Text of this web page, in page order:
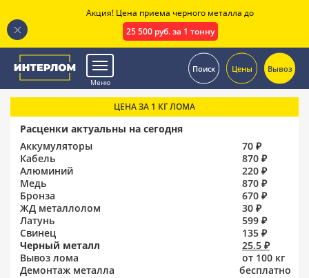
Меню
Поиск Цены Вывоз
ЦЕНА ЗА 1 КГ ЛОМА
Расценки актуальны на сегодня
Аккумуляторы
70 ₽
Кабель
870 ₽
Алюминий
220 ₽
Медь
870 ₽
Бронза
670 ₽
ЖД металлолом
30 ₽
Латунь
599 ₽
Свинец
135 ₽
Черный металл
25.5 ₽
Вывоз лома
от 100 кг
Демонтаж металла
бесплатно
Акция! Цена приема черного металла до
25 500 руб. за 1 тонну
.